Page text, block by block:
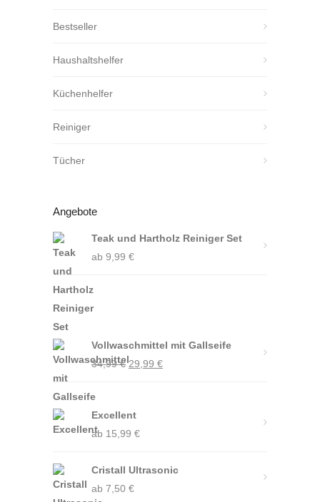
Bestseller
Haushaltshelfer
Küchenhelfer
Reiniger
Tücher
Angebote
Teak und Hartholz Reiniger Set
ab 9,99 €
Vollwaschmittel mit Gallseife
34,99€Ursprünglicher
34,99 €
29,99 €Aktueller
Excellent
ab 15,99 €
Cristall Ultrasonic
ab 7,50 €